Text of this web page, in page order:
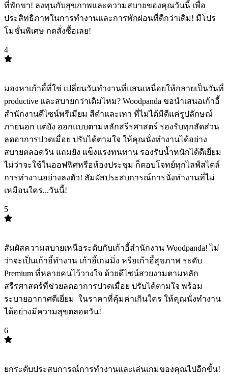
ที่พักขา! ลงทุนกับสุขภาพและความสบายของคุณวันนี้ เพื่อ
ประสิทธิภาพในการทำงานและการพักผ่อนที่ดีกว่าเดิม! มีโปร
โมชั่นพิเศษ กดสั่งซื้อเลย!
4
มองหาเก้าอี้ที่ใช่ เปลี่ยนวันทำงานที่แสนเหนื่อยให้กลายเป็นวันที่
productive และสบายกว่าเดิมไหม? Woodpanda ขอนำเสนอเก้าอี้
สำนักงานดีไซน์พรีเมียม สีดำและเทา ที่ไม่ได้มีดีแค่รูปลักษณ์
ภายนอก แต่ยัง ออกแบบตามหลักสรีรศาสตร์ รองรับทุกสัดส่วน
ลดอาการปวดเมื่อย ปรับได้ตามใจ ให้คุณนั่งทำงานได้อย่าง
สบายตลอดวัน แถมยัง แข็งแรงทนทาน รองรับน้ำหนักได้ดีเยี่ยม
ไม่ว่าจะใช้ในออฟฟิศหรือห้องประชุม ก็ตอบโจทย์ทุกไลฟ์สไตล์
การทำงานอย่างลงตัว! สัมผัสประสบการณ์การนั่งทำงานที่ไม่
เหมือนใคร...วันนี้!
5
สัมผัสความสบายเหนือระดับกับเก้าอี้สำนักงาน Woodpanda! ไม่
ว่าจะเป็นเก้าอี้ทำงาน เก้าอี้เกมมิ่ง หรือเก้าอี้สุขภาพ ระดับ
Premium ที่หลายคนไว้วางใจ ด้วยดีไซน์สวยงามตามหลัก
สรีรศาสตร์ที่ช่วยลดอาการปวดเมื่อย ปรับได้ตามใจ พร้อม
ระบายอากาศดีเยี่ยม ️ ในราคาที่คุ้มค่าเกินใคร ให้คุณนั่งทำงาน
ได้อย่างมีความสุขตลอดวัน!
6
ยกระดับประสบการณ์การทำงานและเล่นเกมของคุณไปอีกขั้น!